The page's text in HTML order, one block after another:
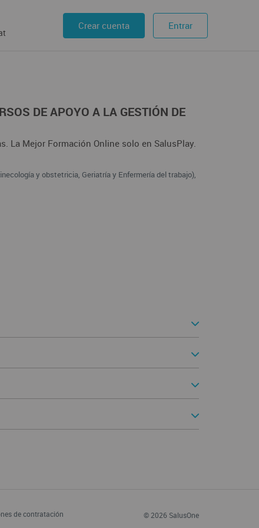
Crear cuenta Entrar
DE APOYO A LA GESTIÓN DE
La Mejor Formación Online solo en SalusPlay.
y obstetricia, Geriatría y Enfermería del trabajo),
de contratación
© 2026 SalusOne